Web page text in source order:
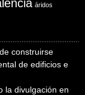
áridos
construirse
de edificios e
la divulgación en